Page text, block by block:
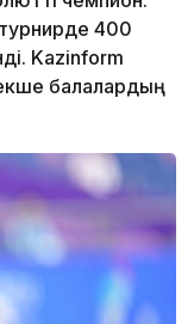
400
Kazinform
балалардың